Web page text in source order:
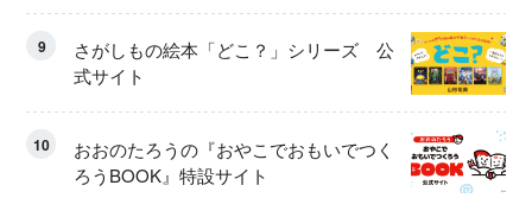
9
さがしもの絵本「どこ？」シリーズ 公
式サイト
10
おおのたろうの『おやこでおもいでつく
ろうBOOK』特設サイト